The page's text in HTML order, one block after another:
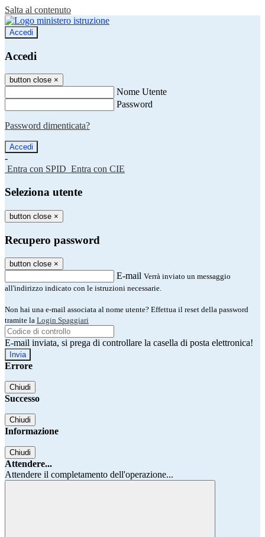
Salta al contenuto
Accedi
Accedi
button close ×
Nome Utente
Password
Password dimenticata?
-
Entra con SPID Entra con CIE
Seleziona utente
button close ×
Recupero password
button close ×
E-mail Verrà inviato un messaggio
all'indirizzo indicato con le istruzioni necessarie.
Non hai una e-mail associata al nome utente? Effettua il reset della password
tramite la Login Spaggiari
E-mail inviata, si prega di controllare la casella di posta elettronica!
Errore
Chiudi
Successo
Chiudi
Informazione
Chiudi
Attendere...
Attendere il completamento dell'operazione...